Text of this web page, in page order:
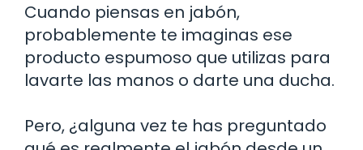
Cuando piensas en jabón,
probablemente te imaginas ese
producto espumoso que utilizas para
lavarte las manos o darte una ducha.
Pero, ¿alguna vez te has preguntado